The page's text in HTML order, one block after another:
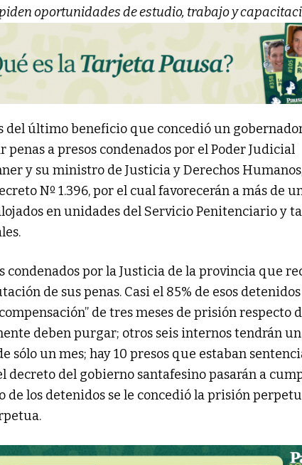
oportunidades de estudio, trabajo y
del último beneficio que concedió un
a presos condenados por el Poder Judicial
y su ministro de Justicia y Derechos
Nº 1.396, por el cual favorecerán a más de
en unidades del Servicio Penitenciario y
condenados por la Justicia de la provincia que
de sus penas. Casi el 85% de esos
de tres meses de prisión respecto
deben purgar; otros seis internos tendrán
sólo un mes; hay 10 presos que estaban
decreto del gobierno santafesino pasarán a
de los detenidos se le concedió la prisión